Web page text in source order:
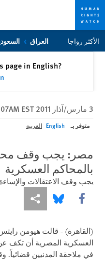
Skip
to
Skip
to
الأكثر رواجا العراق
page in English?
3 مارس/آذار 2011 9:07AM EST
متوفر بـ English العربية
مصر: يجب وقف
بالمحاكم العسكرية
يجب وقف الاعتقالات
Share this via Facebook
this via Bluesky
Share this via مشاركة
(القاهرة) - قالت هيومن
العسكرية المصرية أن تكف
في ملاحقة المدنيين